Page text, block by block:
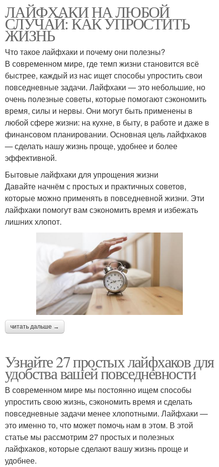
ЛАЙФХАКИ НА ЛЮБОЙ
СЛУЧАЙ: КАК УПРОСТИТЬ
ЖИЗНЬ
Что такое лайфхаки и почему они полезны?
В современном мире, где темп жизни становится всё
быстрее, каждый из нас ищет способы упростить свои
повседневные задачи. Лайфхаки — это небольшие, но
очень полезные советы, которые помогают сэкономить
время, силы и нервы. Они могут быть применены в
любой сфере жизни: на кухне, в быту, в работе и даже в
финансовом планировании. Основная цель лайфхаков
— сделать нашу жизнь проще, удобнее и более
эффективной.
Бытовые лайфхаки для упрощения жизни
Давайте начнём с простых и практичных советов,
которые можно применять в повседневной жизни. Эти
лайфхаки помогут вам сэкономить время и избежать
лишних хлопот.
читать дальше →
Узнайте 27 простых лайфхаков для
удобства вашей повседневности
В современном мире мы постоянно ищем способы
упростить свою жизнь, сэкономить время и сделать
повседневные задачи менее хлопотными. Лайфхаки —
это именно то, что может помочь нам в этом. В этой
статье мы рассмотрим 27 простых и полезных
лайфхаков, которые сделают вашу жизнь проще и
удобнее.